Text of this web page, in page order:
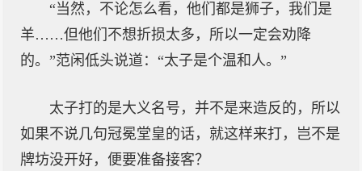
“当然，不论怎么看，他们都是狮子，我们是
羊……但他们不想折损太多，所以一定会劝降
的。”范闲低头说道：“太子是个温和人。”
太子打的是大义名号，并不是来造反的，所以
如果不说几句冠冕堂皇的话，就这样来打，岂不是
牌坊没开好，便要准备接客？